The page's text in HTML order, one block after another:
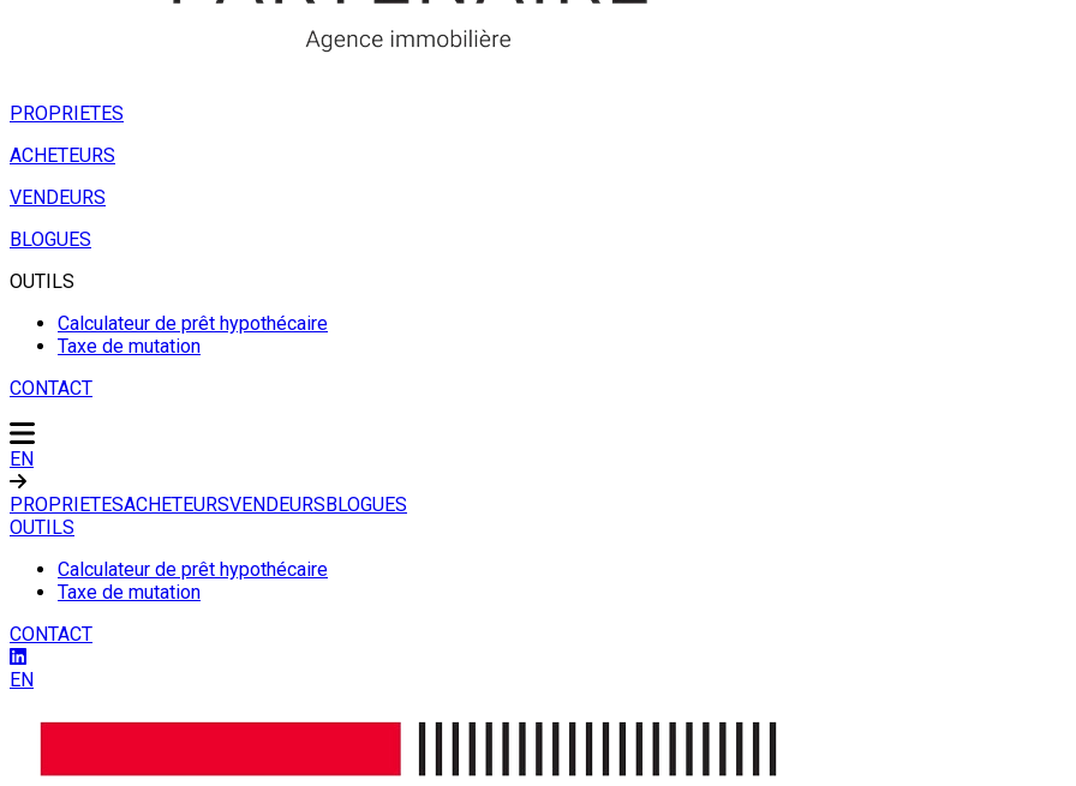
PROPRIETES
ACHETEURS
VENDEURS
BLOGUES
OUTILS
Calculateur de prêt hypothécaire
Taxe de mutation
CONTACT
EN
PROPRIETESACHETEURSVENDEURSBLOGUES
OUTILS
Calculateur de prêt hypothécaire
Taxe de mutation
CONTACT
EN